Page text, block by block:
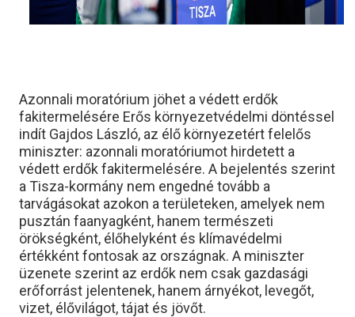
Azonnali moratórium jöhet a védett erdők
fakitermelésére Erős környezetvédelmi döntéssel
indít Gajdos László, az élő környezetért felelős
miniszter: azonnali moratóriumot hirdetett a
védett erdők fakitermelésére. A bejelentés szerint
a Tisza-kormány nem engedné tovább a
tarvágásokat azokon a területeken, amelyek nem
pusztán faanyagként, hanem természeti
örökségként, élőhelyként és klímavédelmi
értékként fontosak az országnak. A miniszter
üzenete szerint az erdők nem csak gazdasági
erőforrást jelentenek, hanem árnyékot, levegőt,
vizet, élővilágot, tájat és jövőt.